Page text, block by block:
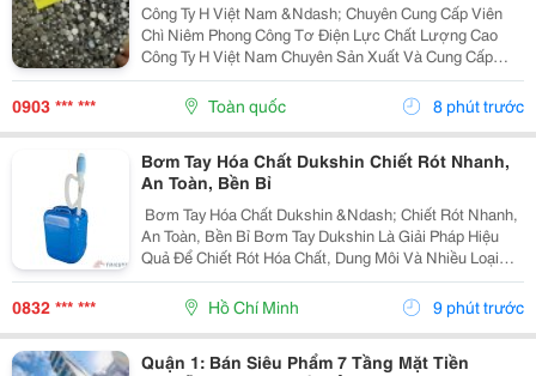
Công Ty H Việt Nam &Ndash; Chuyên Cung Cấp Viên
Chì Niêm Phong Công Tơ Điện Lực Chất Lượng Cao
Công Ty H Việt Nam Chuyên Sản Xuất Và Cung Cấp
Viên Chì Niêm Phong Công Tơ Điện Lực Với Chất
Lượng Ổn Định, Đáp Ứng Nhu Cầu Của Các Đơn Vị
Điện Lực,...
0903 *** *** Toàn quốc 8 phút trước
Bơm Tay Hóa Chất Dukshin Chiết Rót Nhanh,
An Toàn, Bền Bỉ
️ Bơm Tay Hóa Chất Dukshin &Ndash; Chiết Rót Nhanh,
An Toàn, Bền Bỉ Bơm Tay Dukshin Là Giải Pháp Hiệu
Quả Để Chiết Rót Hóa Chất, Dung Môi Và Nhiều Loại
Chất Lỏng Từ Thùng Phuy 200L Một Cách Nhanh Chóng
Và Tiện Lợi. ✅ Vận Hành Bằng Tay, Không Cần...
0832 *** *** Hồ Chí Minh 9 phút trước
Quận 1: Bán Siêu Phẩm 7 Tầng Mặt Tiền